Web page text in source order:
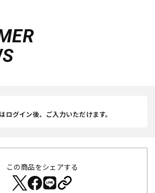
ログイン後、ご入力いただけます。
この商品をシェアする